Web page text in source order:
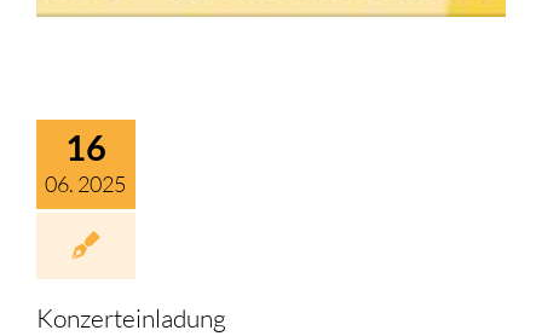
16
06. 2025
Konzerteinladung